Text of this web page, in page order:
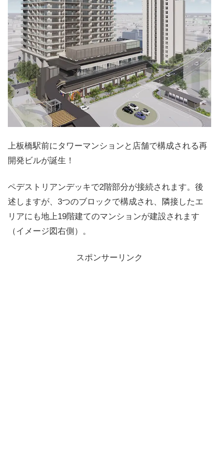
上板橋駅前にタワーマンションと店舗で構成される再
開発ビルが誕生！
ペデストリアンデッキで2階部分が接続されます。後
述しますが、3つのブロックで構成され、隣接したエ
リアにも地上19階建てのマンションが建設されます
（イメージ図右側）。
スポンサーリンク